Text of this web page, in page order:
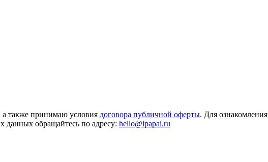
а также принимаю условия договора публичной оферты. Для ознакомления
данных обращайтесь по адресу: hello@ipapai.ru